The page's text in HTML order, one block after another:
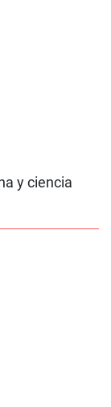
y ciencia